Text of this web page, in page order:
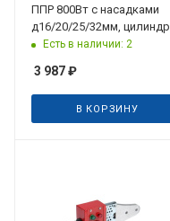
ППР 800Вт с насадками
д16/20/25/32мм, цилиндр,
кейс, TIM
Есть в наличии: 2
3 987₽
В КОРЗИНУ